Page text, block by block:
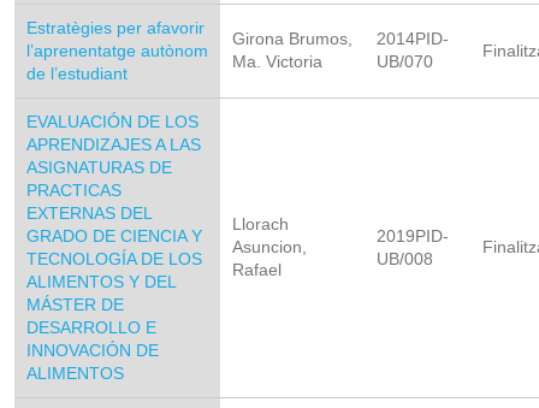
Estratègies per afavorir
l’aprenentatge autònom
de l’estudiant
Girona Brumos,
Ma. Victoria
2014PID-
UB/070
EVALUACIÓN DE LOS
APRENDIZAJES A LAS
ASIGNATURAS DE
PRACTICAS
EXTERNAS DEL
GRADO DE CIENCIA Y
TECNOLOGÍA DE LOS
ALIMENTOS Y DEL
MÁSTER DE
DESARROLLO E
INNOVACIÓN DE
ALIMENTOS
Llorach
Asuncion,
Rafael
2019PID-
UB/008